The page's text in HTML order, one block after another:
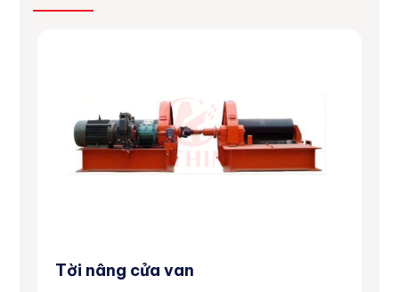
Tời nâng cửa van